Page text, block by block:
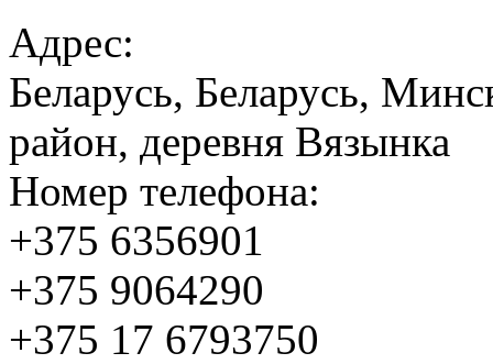
Адрес:
Беларусь, Беларусь,
район, деревня Вязынка
Номер телефона:
+375 6356901
+375 9064290
+375 17 6793750